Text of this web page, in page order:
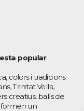
popular
colors i tradicions
Trinitat Vella,
creatius, balls de
formen un